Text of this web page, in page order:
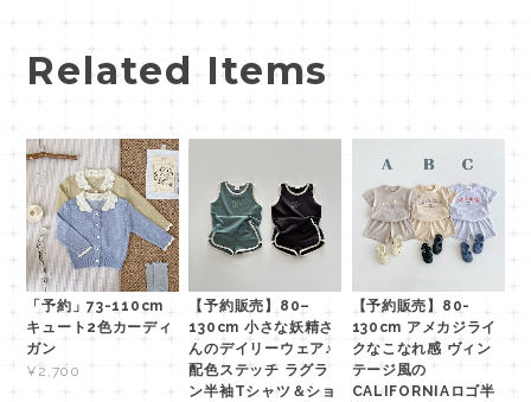
Related Items
「予約」73-110cm
キュート2色カーディ
ガン
¥2,700
【予約販売】80–
130cm 小さな妖精さ
んのデイリーウェア♪
配色ステッチ ラグラ
ン半袖Tシャツ＆ショ
【予約販売】80-
130cm アメカジライ
クなこなれ感 ヴィン
テージ風の
CALIFORNIAロゴ半